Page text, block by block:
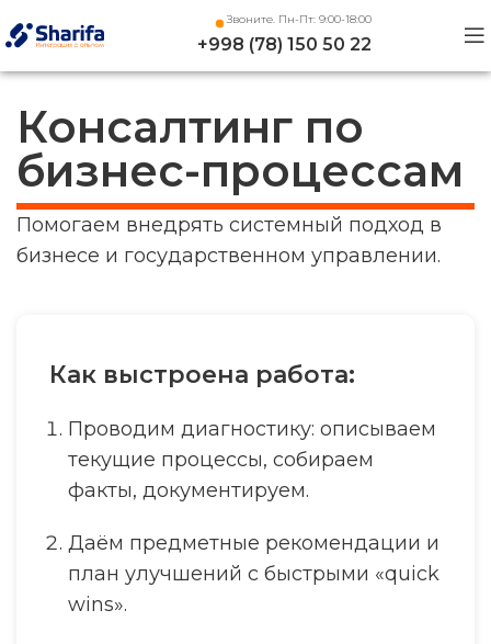
Звоните. Пн-Пт: 9:00-18:00
+998 (78) 150 50 22
Консалтинг по
бизнес-процессам
Помогаем внедрять системный подход в
бизнесе и государственном управлении.
Как выстроена работа:
Проводим диагностику: описываем
текущие процессы, собираем
факты, документируем.
Даём предметные рекомендации и
план улучшений с быстрыми «quick
wins».